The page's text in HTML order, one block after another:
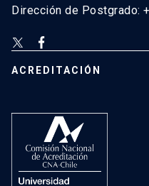
Dirección de Postgrado:
ACREDITACIÓN